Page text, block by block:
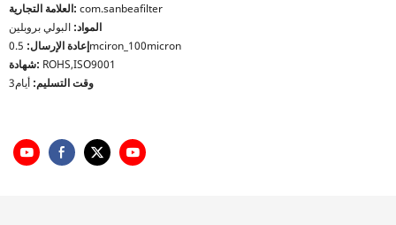
العلامة التجارية: com.sanbeafilter
المواد: البولي بروبلين
إعادة الإرسال:0.5mciron_100micron
شهادة: ROHS,ISO9001
وقت التسليم: أيام3